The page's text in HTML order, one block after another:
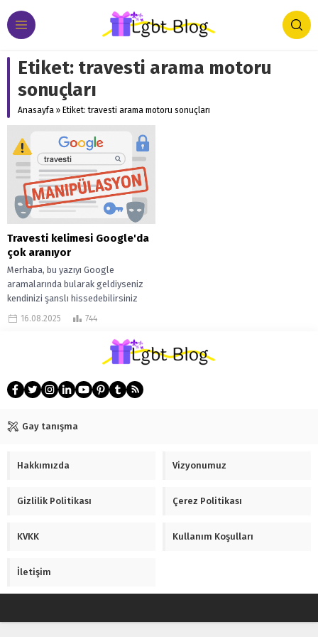
Etiket: travesti arama motoru
sonuçları
Anasayfa » Etiket: travesti arama motoru sonuçları
Travesti kelimesi Google'da
çok aranıyor
Merhaba, bu yazıyı Google
aramalarında bularak geldiyseniz
kendinizi şanslı hissedebilirsiniz
çünkü size bu yazıda Türkiye’de
16.08.2025 744
Gay tanışma
Hakkımızda Vizyonumuz
Gizlilik Politikası Çerez Politikası
KVKK Kullanım Koşulları
İletişim